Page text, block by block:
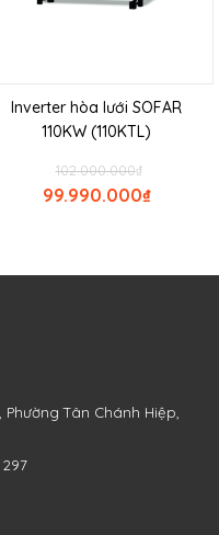
Inverter hòa lưới SOFAR
110KW (110KTL)
₫
102.000.000
₫
99.990.000
PhườngTân Chánh Hiệp,